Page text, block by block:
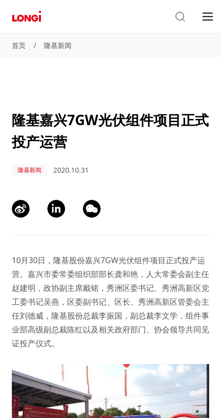
首页 / 隆基新闻
隆基嘉兴7GW光伏组件项目正式
投产运营
隆基新闻 2020.10.31
10月30日，隆基股份嘉兴7GW光伏组件项目正式投产运
营。嘉兴市委常委组织部部长龚和艳，人大常委会副主任
赵建明，政协副主席戴铭，秀洲区委书记、秀洲高新区党
工委书记吴燕，区委副书记、区长、秀洲高新区管委会主
任刘德威，隆基股份总裁李振国，副总裁李文学，组件事
业部高级副总裁陈红以及相关政府部门、协会领导共同见
证投产仪式。